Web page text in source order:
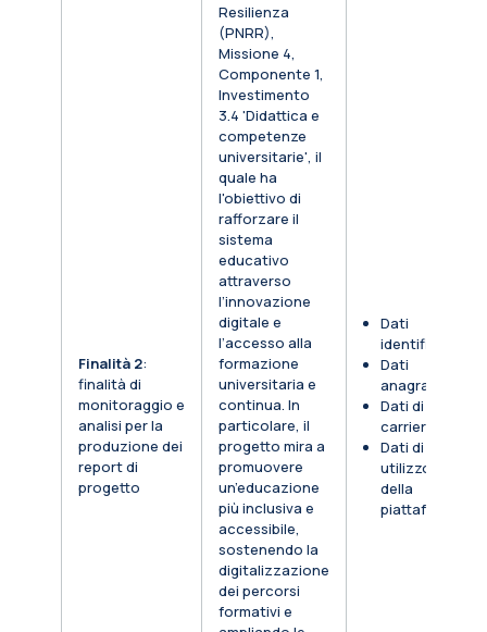
Finalità 2:
finalità di
monitoraggio e
analisi per la
produzione dei
report di
progetto
Resilienza
(PNRR),
Missione 4,
Componente 1,
Investimento
3.4 'Didattica e
competenze
universitarie', il
quale ha
l'obiettivo di
rafforzare il
sistema
educativo
attraverso
l’innovazione
digitale e
l’accesso alla
formazione
universitaria e
continua. In
particolare, il
progetto mira a
promuovere
un’educazione
più inclusiva e
accessibile,
sostenendo la
digitalizzazione
dei percorsi
formativi e
Dati
identificativi
Dati
anagrafici
Dati di
carriera
Dati di
utilizzo
della
piattaforma